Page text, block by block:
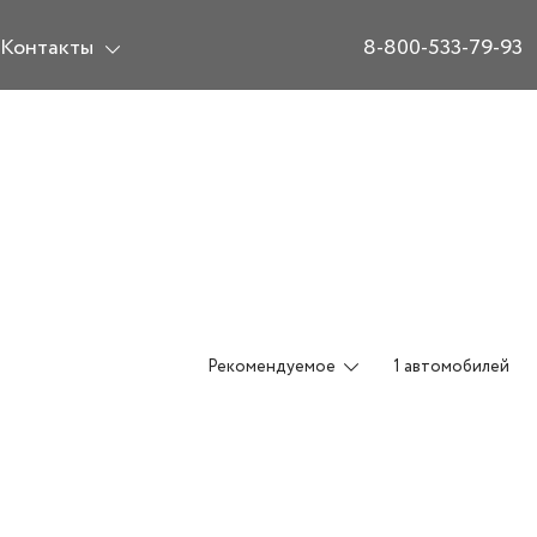
Контакты 8-800-533-79-93
Рекомендуемое 1 автомобилей